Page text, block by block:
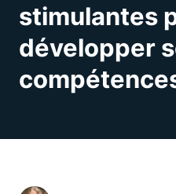
stimulantes
développer